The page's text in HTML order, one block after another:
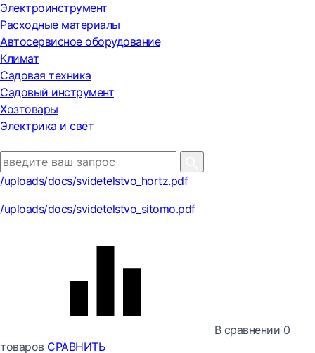
Электроинструмент
Расходные материалы
Автосервисное оборудование
Климат
Садовая техника
Садовый инструмент
Хозтовары
Электрика и свет
/uploads/docs/svidetelstvo_hortz.pdf
/uploads/docs/svidetelstvo_sitomo.pdf
В сравнении 0
товаров СРАВНИТЬ